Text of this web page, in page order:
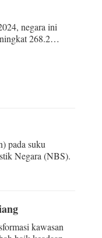
negara ini
268.2
pada suku
Negara (NBS).
kawasan